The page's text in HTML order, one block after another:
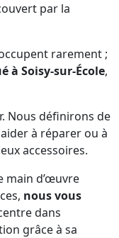
par la
rarement ;
à Soisy-sur-École,
Nous définirons de
à réparer ou à
accessoires.
main d’œuvre
nous vous
dans
grâce à sa